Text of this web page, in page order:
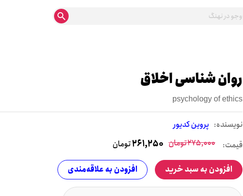
روان شناسی اخلاق
psychology of ethics
نويسنده: پروین کدیور
قیمت: 275,000تومان 261,250تومان
افزودن به سبد خرید افزودن به علاقه‌مندی